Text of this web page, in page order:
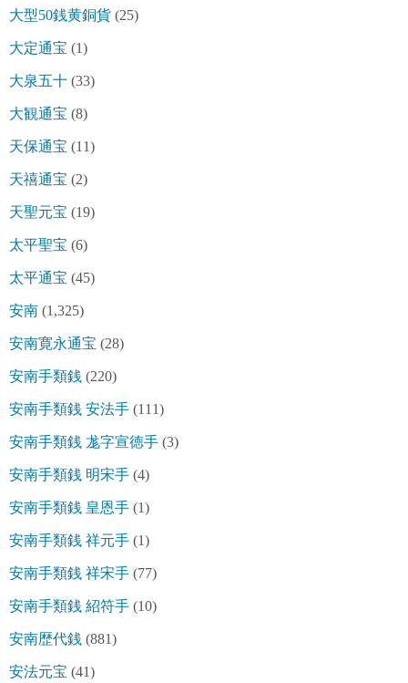
大型50銭黄銅貨 (25)
大定通宝 (1)
大泉五十 (33)
大観通宝 (8)
天保通宝 (11)
天禧通宝 (2)
天聖元宝 (19)
太平聖宝 (6)
太平通宝 (45)
安南 (1,325)
安南寛永通宝 (28)
安南手類銭 (220)
安南手類銭 安法手 (111)
安南手類銭 尨字宣徳手 (3)
安南手類銭 明宋手 (4)
安南手類銭 皇恩手 (1)
安南手類銭 祥元手 (1)
安南手類銭 祥宋手 (77)
安南手類銭 紹符手 (10)
安南歴代銭 (881)
安法元宝 (41)